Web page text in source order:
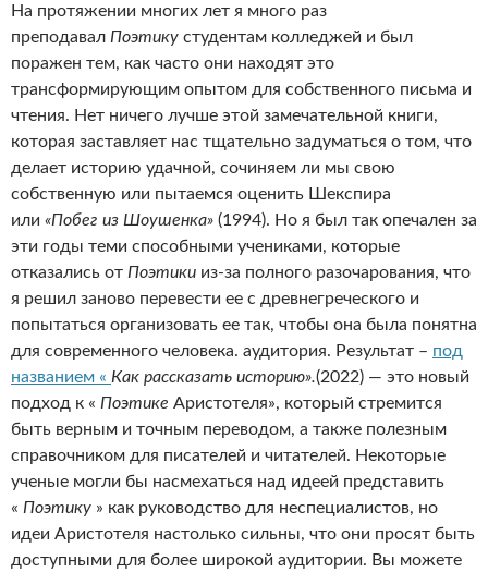
На протяжении многих лет я много раз
преподавал Поэтику студентам колледжей и был
поражен тем, как часто они находят это
трансформирующим опытом для собственного письма и
чтения. Нет ничего лучше этой замечательной книги,
которая заставляет нас тщательно задуматься о том, что
делает историю удачной, сочиняем ли мы свою
собственную или пытаемся оценить Шекспира
или «Побег из Шоушенка» (1994). Но я был так опечален за
эти годы теми способными учениками, которые
отказались от Поэтики из-за полного разочарования, что
я решил заново перевести ее с древнегреческого и
попытаться организовать ее так, чтобы она была понятна
для современного человека. аудитория. Результат – под
названием « Как рассказать историю».(2022) — это новый
подход к « Поэтике Аристотеля», который стремится
быть верным и точным переводом, а также полезным
справочником для писателей и читателей. Некоторые
ученые могли бы насмехаться над идеей представить
« Поэтику » как руководство для неспециалистов, но
идеи Аристотеля настолько сильны, что они просят быть
доступными для более широкой аудитории. Вы можете